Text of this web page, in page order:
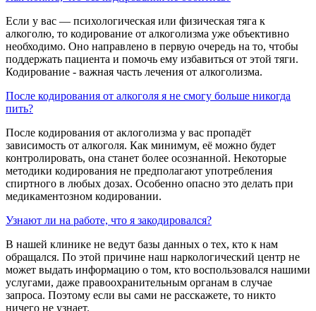
Если у вас — психологическая или физическая тяга к
алкоголю, то кодирование от алкоголизма уже объективно
необходимо. Оно направлено в первую очередь на то, чтобы
поддержать пациента и помочь ему избавиться от этой тяги.
Кодирование - важная часть лечения от алкоголизма.
После кодирования от алкоголя я не смогу больше никогда
пить?
После кодирования от аклоголизма у вас пропадёт
зависимость от алкоголя. Как минимум, её можно будет
контролировать, она станет более осознанной. Некоторые
методики кодирования не предполагают употребления
спиртного в любых дозах. Особенно опасно это делать при
медикаментозном кодировании.
Узнают ли на работе, что я закодировался?
В нашей клинике не ведут базы данных о тех, кто к нам
обращался. По этой причине наш наркологический центр не
может выдать информацию о том, кто воспользовался нашими
услугами, даже правоохранительным органам в случае
запроса. Поэтому если вы сами не расскажете, то никто
ничего не узнает.